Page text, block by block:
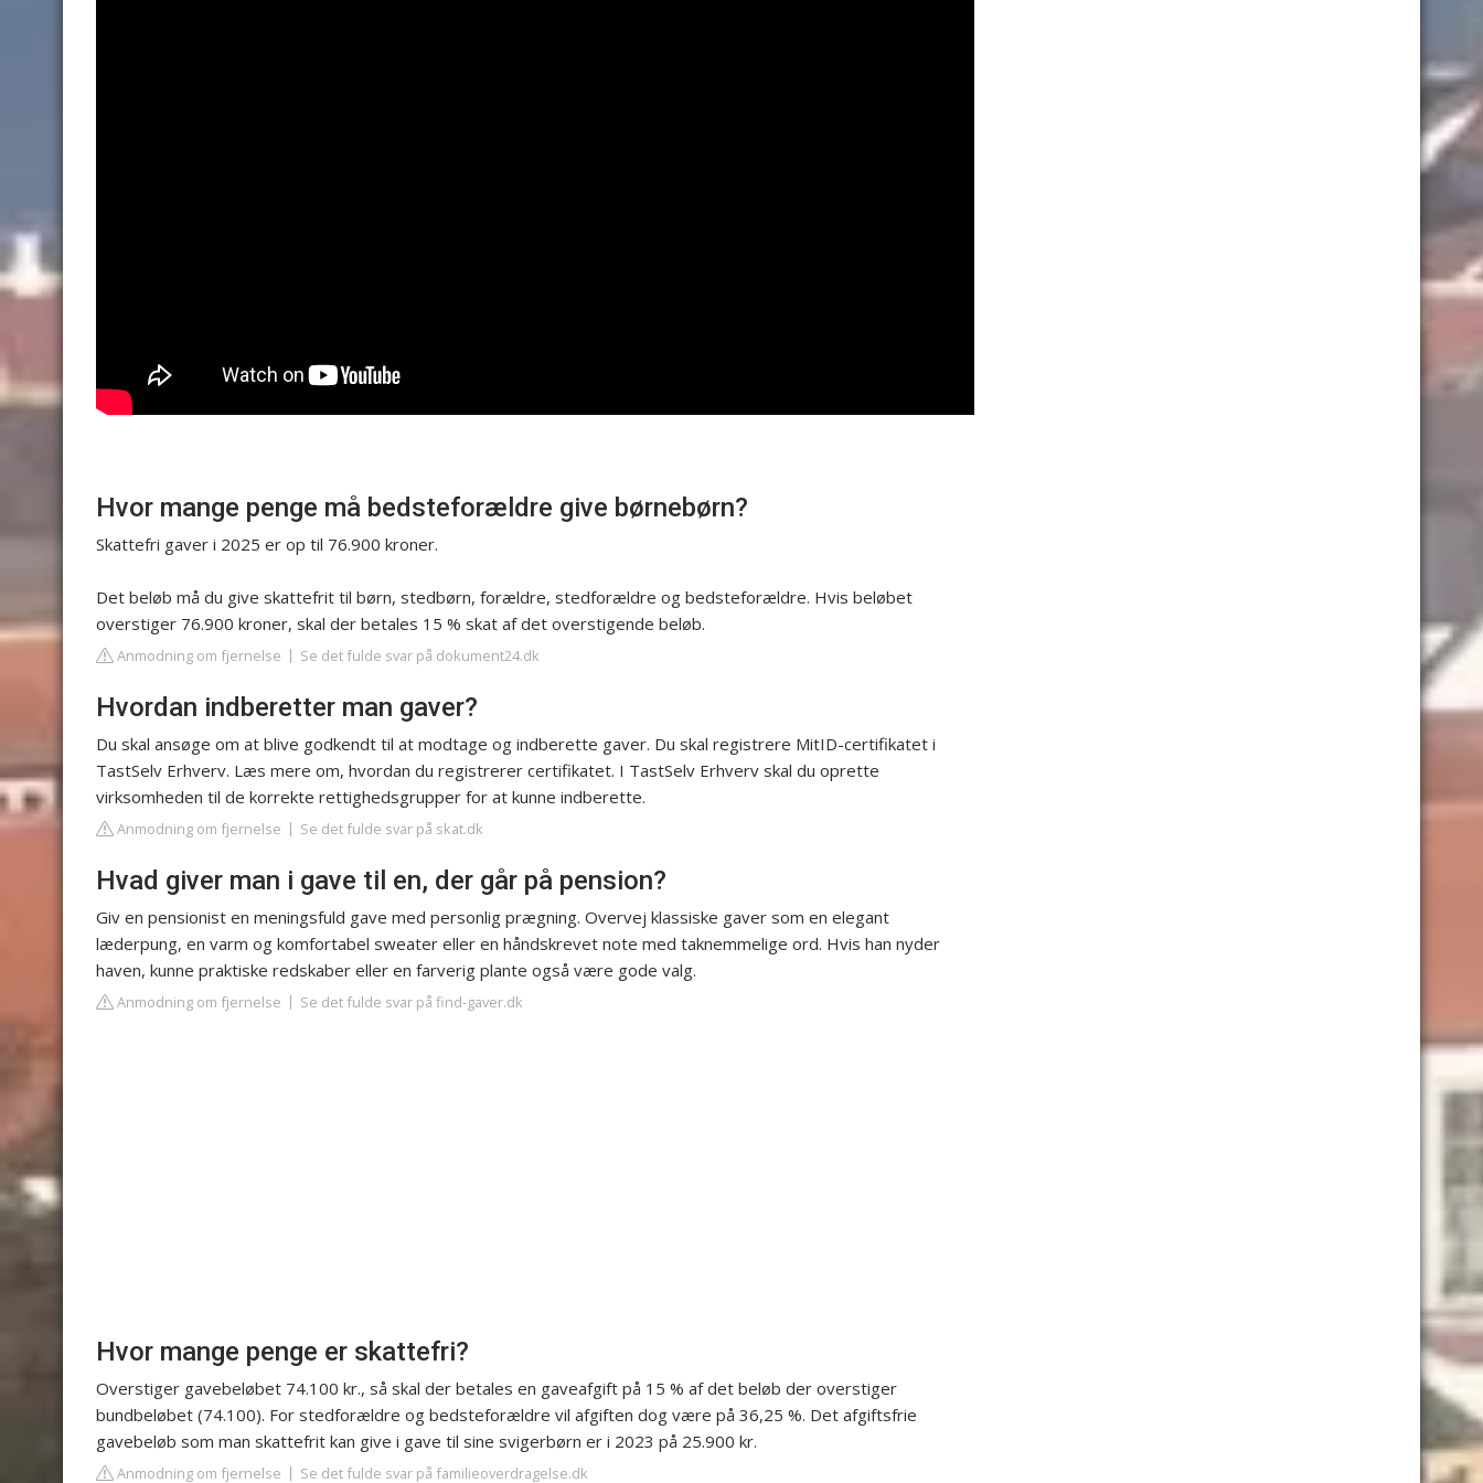
Hvor mange penge må bedsteforældre give børnebørn?
Skattefri gaver i 2025 er op til 76.900 kroner.
Det beløb må du give skattefrit til børn, stedbørn, forældre, stedforældre og bedsteforældre. Hvis beløbet
overstiger 76.900 kroner, skal der betales 15 % skat af det overstigende beløb.
Anmodning om fjernelse Se det fulde svar på dokument24.dk
Hvordan indberetter man gaver?
Du skal ansøge om at blive godkendt til at modtage og indberette gaver. Du skal registrere MitID-certifikatet i
TastSelv Erhverv. Læs mere om, hvordan du registrerer certifikatet. I TastSelv Erhverv skal du oprette
virksomheden til de korrekte rettighedsgrupper for at kunne indberette.
Anmodning om fjernelse Se det fulde svar på skat.dk
Hvad giver man i gave til en, der går på pension?
Giv en pensionist en meningsfuld gave med personlig prægning. Overvej klassiske gaver som en elegant
læderpung, en varm og komfortabel sweater eller en håndskrevet note med taknemmelige ord. Hvis han nyder
haven, kunne praktiske redskaber eller en farverig plante også være gode valg.
Anmodning om fjernelse Se det fulde svar på find-gaver.dk
Hvor mange penge er skattefri?
Overstiger gavebeløbet 74.100 kr., så skal der betales en gaveafgift på 15 % af det beløb der overstiger
bundbeløbet (74.100). For stedforældre og bedsteforældre vil afgiften dog være på 36,25 %. Det afgiftsfrie
gavebeløb som man skattefrit kan give i gave til sine svigerbørn er i 2023 på 25.900 kr.
Anmodning om fjernelse Se det fulde svar på familieoverdragelse.dk